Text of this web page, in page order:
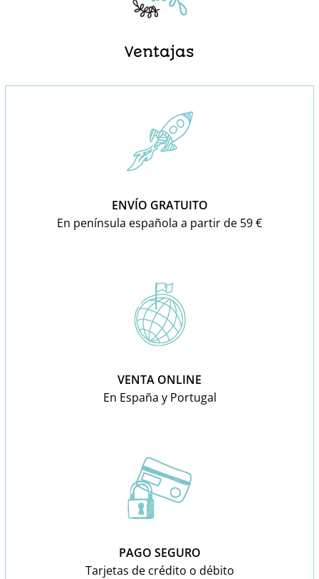
Ventajas
ENVÍO GRATUITO
En península española a partir de 59 €
VENTA ONLINE
En España y Portugal
PAGO SEGURO
Tarjetas de crédito o débito